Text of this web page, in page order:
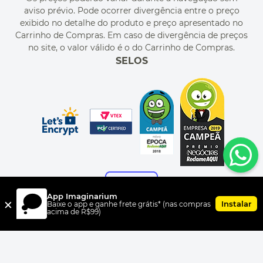
MEU CADASTRO
MEU PEDIDO
CUPONS DE DESCONTO
aviso prévio. Pode ocorrer divergência entre o preço
exibido no detalhe do produto e preço apresentado no
Carrinho de Compras. Em caso de divergência de preços
no site, o valor válido é o do Carrinho de Compras.
SELOS
FORMAS DE PAGAMENTO
× App Imaginarium
Baixe o app e ganhe frete grátis* (nas compras
acima de R$99)
Instalar